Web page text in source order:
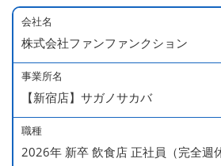
会社名
株式会社ファンファンクション
事業所名
【新宿店】サガノサカバ
職種
2026年 新卒 飲食店 正社員（完全週